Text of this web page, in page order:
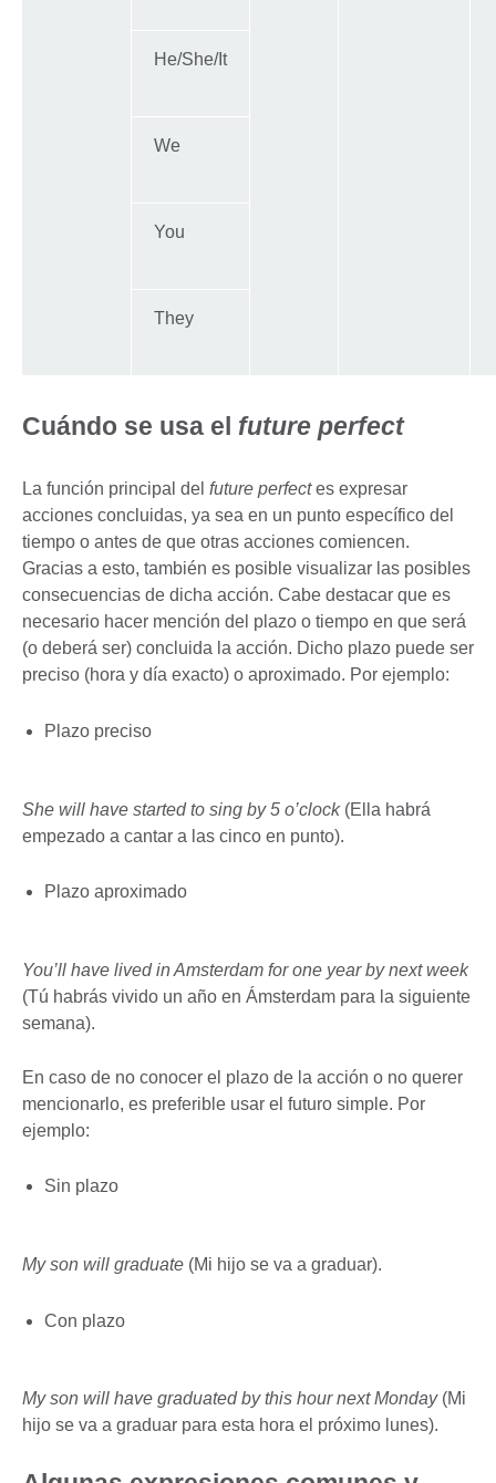
He/She/It
We
You
They
Cuándo se usa el future perfect
La función principal del future perfectes expresar
acciones concluidas, ya sea en un punto específico del
tiempo o antes de que otras acciones comiencen.
Gracias a esto, también es posible visualizar las posibles
consecuencias de dicha acción. Cabe destacar que es
necesario hacer mención del plazo o tiempo en que será
(o deberá ser) concluida la acción. Dicho plazo puede ser
preciso (hora y día exacto) o aproximado. Por ejemplo:
Plazo preciso
She will have started to sing by 5 o’clock (Ella habrá
empezado a cantar a las cinco en punto).
Plazo aproximado
You’ll have lived in Amsterdam for one year by next week
(Tú habrás vivido un año en Ámsterdam para la siguiente
semana).
En caso de no conocer el plazo de la acción o no querer
mencionarlo, es preferible usar el futuro simple. Por
ejemplo:
Sin plazo
My son will graduate (Mi hijo se va a graduar).
Con plazo
My son will have graduated by this hour next Monday (Mi
hijo se va a graduar para esta hora el próximo lunes).